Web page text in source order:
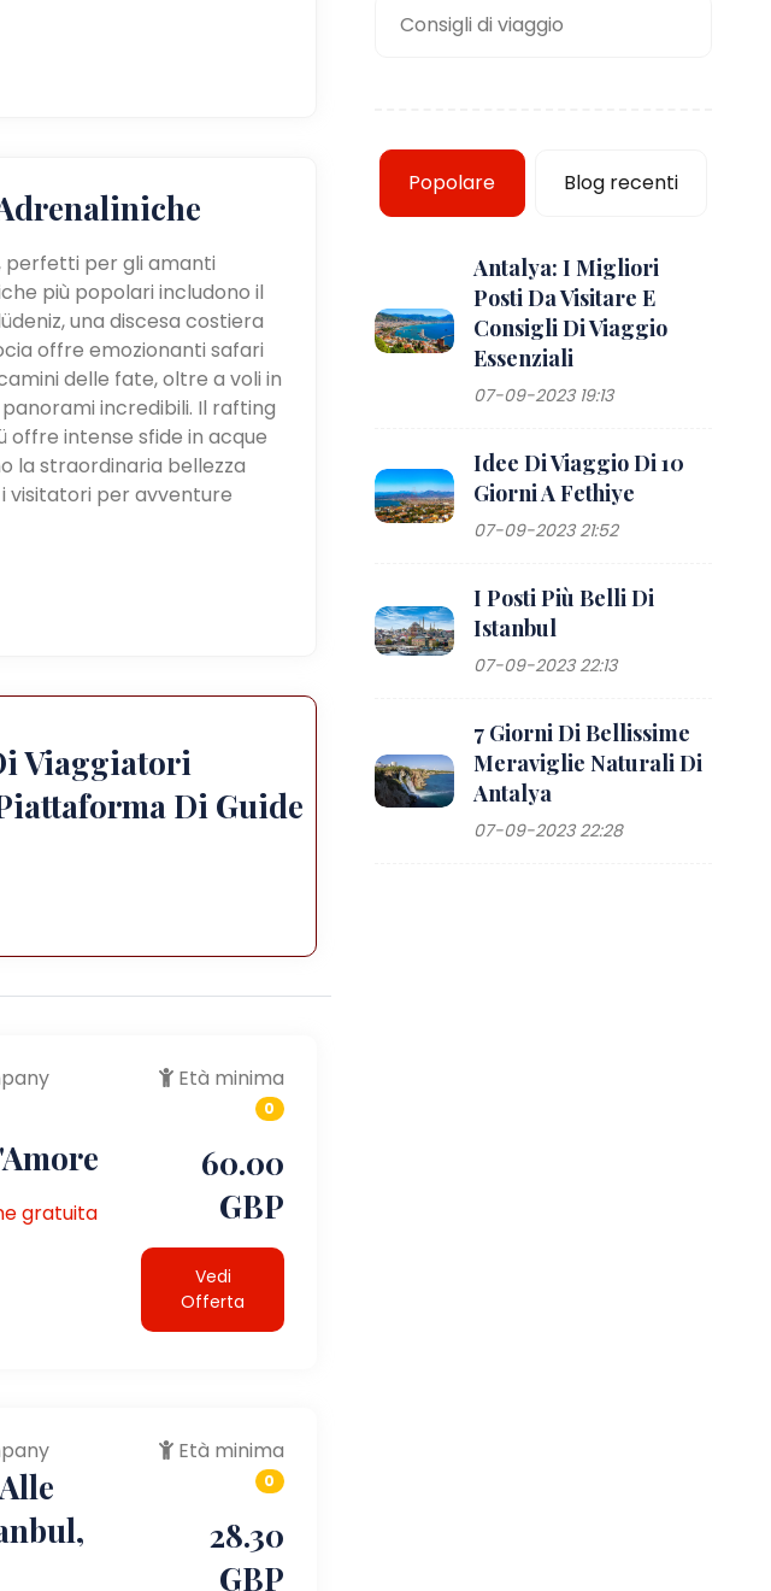
perfetti per gli amanti
più popolari includono il
una discesa costiera
offre emozionanti safari
delle fate, oltre a voli in
incredibili. Il rafting
offre intense sfide in acque
la straordinaria bellezza
visitatori per avventure
Viaggiatori
Di Guide
gratuita
Età minima
0
60.00
GBP
Vedi
Offerta
Età minima
0
28.30
GBP
Consigli di viaggio
Popolare Blog recenti
Antalya: I Migliori
Posti Da Visitare E
Consigli Di Viaggio
Essenziali
07-09-2023 19:13
Idee Di Viaggio Di 10
Giorni A Fethiye
07-09-2023 21:52
I Posti Più Belli Di
Istanbul
07-09-2023 22:13
7 Giorni Di Bellissime
Meraviglie Naturali Di
Antalya
07-09-2023 22:28